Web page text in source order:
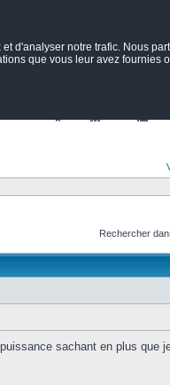
d'analyser notre trafic. Nous
que vous leur avez fournies
Rechercher
sachant en plus que